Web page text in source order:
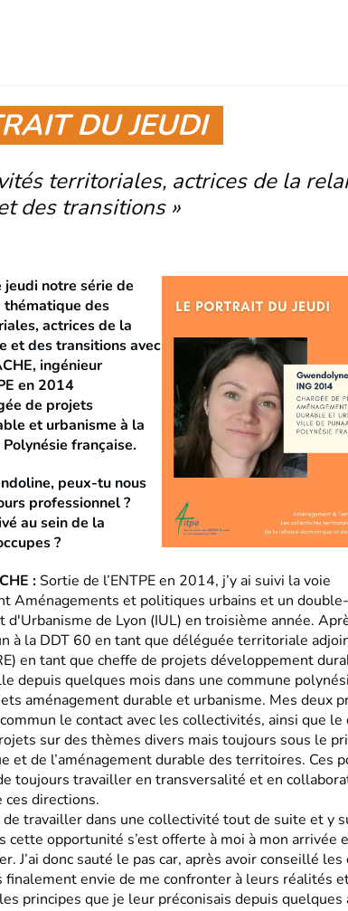
DU JEUDI
territoriales, actrices de la
des transitions »
jeudi notre série de
des
actrices de la
et des transitions avec
ingénieur
en 2014
de projets
et urbanisme à la
française.
peux-tu nous
professionnel ?
au sein de la
?
:Sortie de l’ENTPE en 2014, j’y ai suivi la voie
Aménagements et politiques urbains et un
d'Urbanisme de Lyon (IUL) en troisième année.
à la DDT 60 en tant que déléguée territoriale
en tant que cheffe de projets développement
depuis quelques mois dans une commune
aménagement durable et urbanisme. Mes deux
le contact avec les collectivités, ainsi que
sur des thèmes divers mais toujours sous le
et de l’aménagement durable des territoires. Ces
toujours travailler en transversalité et en
ces directions.
de travailler dans une collectivité tout de suite et y
cette opportunité s’est offerte à moi à mon arrivée
J’ai donc sauté le pas car, après avoir conseillé
finalement envie de me confronter à leurs réalités
principes que je leur préconisais depuis quelques